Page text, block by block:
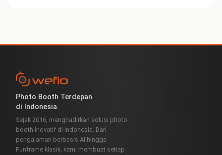
Photo Booth Terdepan
di Indonesia.
Sejak 2016, menghadirkan solusi photo
booth inovatif di Indonesia. Dari
pengalaman berbasis AI hingga
Funframe klasik, kami membuat setiap